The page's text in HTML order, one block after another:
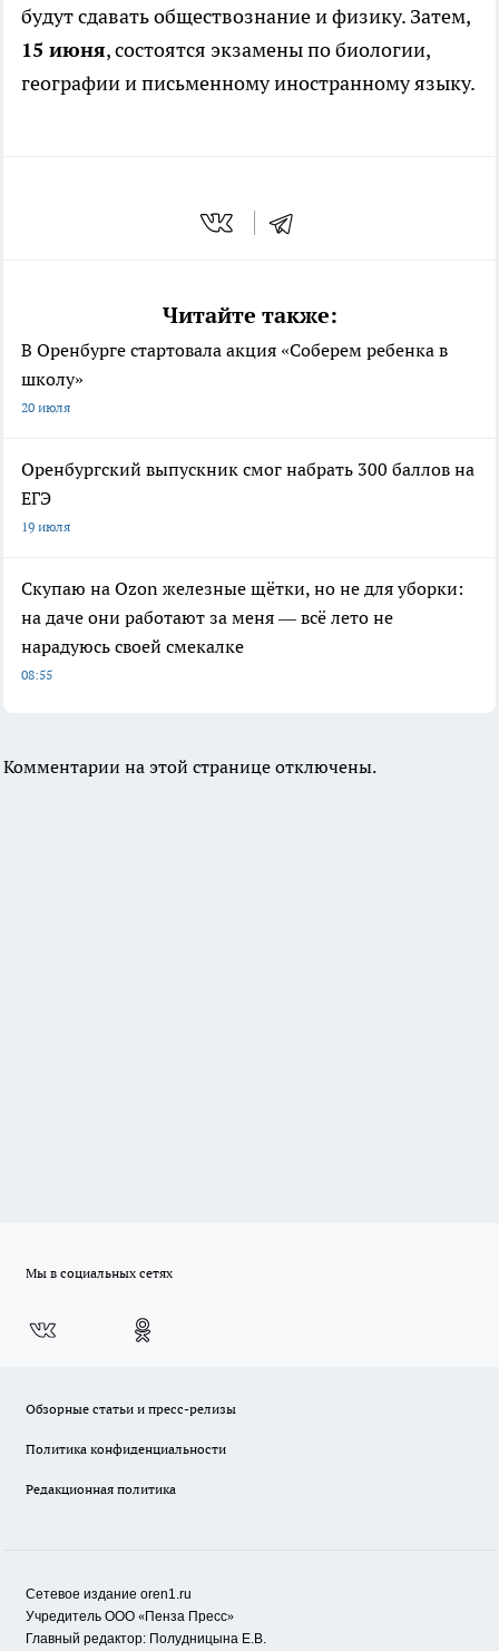
будут сдавать обществознание и физику. Затем,
15 июня, состоятся экзамены по биологии,
географии и письменному иностранному языку.
Читайте также:
В Оренбурге стартовала акция «Соберем ребенка в
школу»
20 июля
Оренбургский выпускник смог набрать 300 баллов на
ЕГЭ
19 июля
Скупаю на Ozon железные щётки, но не для уборки:
на даче они работают за меня — всё лето не
нарадуюсь своей смекалке
08:55
Комментарии на этой странице отключены.
Мы в социальных сетях
Обзорные статьи и пресс-релизы
Политика конфиденциальности
Редакционная политика
Сетевое издание oren1.ru
Учредитель ООО «Пенза Пресс»
Главный редактор: Полудницына Е.В.